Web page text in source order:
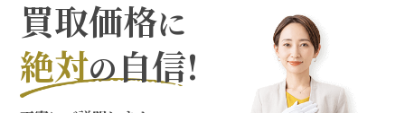
買取価格に
絶対の自信!